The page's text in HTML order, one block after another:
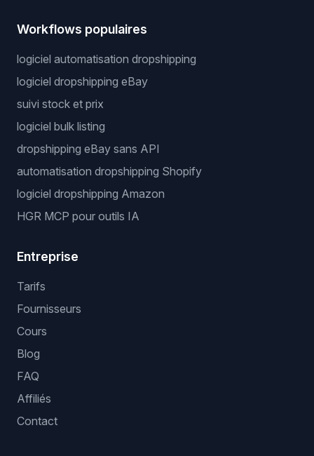
Workflows populaires
logiciel automatisation dropshipping
logiciel dropshipping eBay
suivi stock et prix
logiciel bulk listing
dropshipping eBay sans API
automatisation dropshipping Shopify
logiciel dropshipping Amazon
HGR MCP pour outils IA
Entreprise
Tarifs
Fournisseurs
Cours
Blog
FAQ
Affiliés
Contact